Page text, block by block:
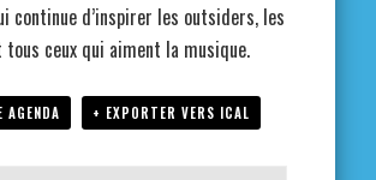
continue d’inspirer les outsiders, les
tous ceux qui aiment la musique.
AGENDA + EXPORTER VERS ICAL